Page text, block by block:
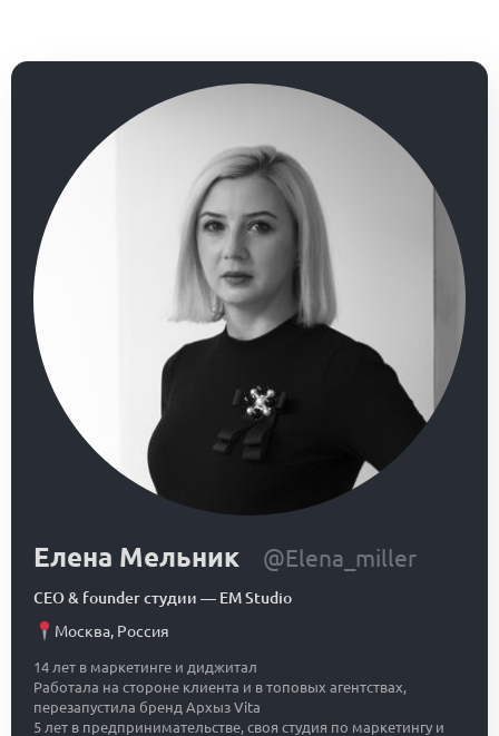
Елена Мельник @Elena_miller
CEO & founder студии — EM Studio
Москва, Россия
14 лет в маркетинге и диджитал
Работала на стороне клиента и в топовых агентствах,
перезапустила бренд Архыз Vita
5 лет в предпринимательстве, своя студия по маркетингу и